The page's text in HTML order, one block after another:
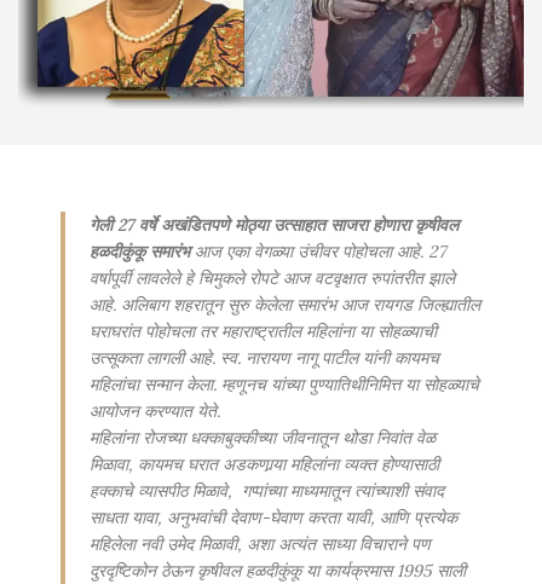
गेली 27 वर्षे अखंडितपणे मोठ्या उत्साहात साजरा होणारा कृषीवल
हळदीकुंकू समारंभआज एका वेगळ्या उंचीवर पोहोचला आहे. 27
वर्षापूर्वी लावलेले हे चिमुकले रोपटे आज वटवृक्षात रुपांतरीत झाले
आहे. अलिबाग शहरातून सुरु केलेला समारंभ आज रायगड जिल्ह्यातील
घराघरांत पोहोचला तर महाराष्ट्रातील महिलांना या सोहळ्याची
उत्सूकता लागली आहे. स्व. नारायण नागू पाटील यांनी कायमच
महिलांचा सन्मान केला. म्हणूनच यांच्या पुण्यातिथीनिमित्त या सोहळ्याचे
आयोजन करण्यात येते.
महिलांना रोजच्या धक्काबुक्कीच्या जीवनातून थोडा निवांत वेळ
मिळावा, कायमच घरात अडकणार्‍या महिलांना व्यक्त होण्यासाठी
हक्काचे व्यासपीठ मिळावे, गप्पांच्या माध्यमातून त्यांच्याशी संवाद
साधता यावा, अनुभवांची देवाण-घेवाण करता यावी, आणि प्रत्येक
महिलेला नवी उमेद मिळावी, अशा अत्यंत साध्या विचाराने पण
दुरदृष्टिकोन ठेऊन कृषीवल हळदीकुंकू या कार्यक्रमास 1995 साली